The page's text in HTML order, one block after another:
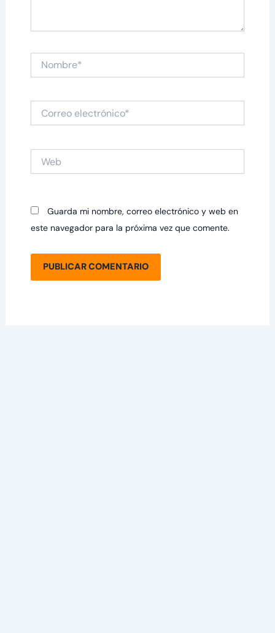
Nombre*
electrónico*
Guarda mi nombre, correo electrónico y web en
este navegador para la próxima vez que comente.